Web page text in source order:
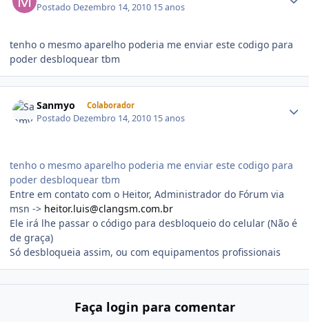
Postado Dezembro 14, 2010 15 anos
tenho o mesmo aparelho poderia me enviar este codigo para
poder desbloquear tbm
Sanmyo Colaborador
Postado Dezembro 14, 2010 15 anos
tenho o mesmo aparelho poderia me enviar este codigo para
poder desbloquear tbm
Entre em contato com o Heitor, Administrador do Fórum via
msn -> heitor.luis@clangsm.com.br
Ele irá lhe passar o código para desbloqueio do celular (Não é
de graça)
Só desbloqueia assim, ou com equipamentos profissionais
Faça login para comentar